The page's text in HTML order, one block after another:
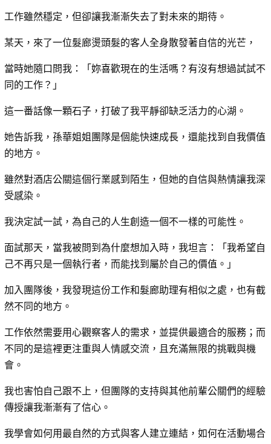
工作雖然穩定，但卻讓我漸漸失去了對未來的期待。
某天，來了一位髮廊燙頭髮的客人全身散發著自信的光芒，
當時她隨口問我：「妳喜歡現在的生活嗎？有沒有想過試試不
同的工作？」
這一番話像一顆石子，打破了我平靜卻缺乏活力的心湖。
她告訴我，孫華姐姐團隊是個能快速成長，還能找到自我價值
的地方。
雖然對酒店公關這個行業感到陌生，但她的自信與熱情讓我深
受感染。
我決定試一試，為自己的人生創造一個不一樣的可能性。
面試那天，當我被問到為什麼想加入時，我坦言：「我希望自
己不再只是一個執行者，而能找到屬於自己的價值。」
加入團隊後，我發現這份工作和髮廊助理有相似之處，也有截
然不同的地方。
工作依然需要用心觀察客人的需求，並提供最適合的服務；而
不同的是這裡更注重與人情感交流，且充滿無限的挑戰與機
會。
我也害怕自己跟不上，但團隊的支持與其他前輩公關們的經驗
傳授讓我漸漸有了信心。
我學會如何用最自然的方式與客人建立連結，如何在活動場合